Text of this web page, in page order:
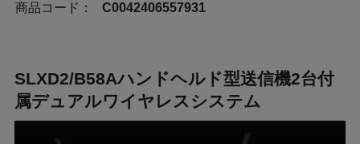
商品コード：
C0042406557931
SLXD2/B58Aハンドヘルド型送信機2台付
属デュアルワイヤレスシステム